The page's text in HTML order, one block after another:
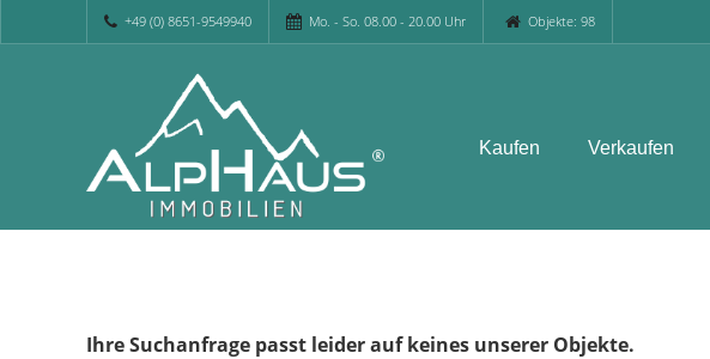
+49 (0) 8651-9549940 Mo. - So. 08.00 - 20.00 Uhr Objekte: 98
Kaufen Verkaufen
Ihre Suchanfrage passt leider auf keines unserer Objekte.